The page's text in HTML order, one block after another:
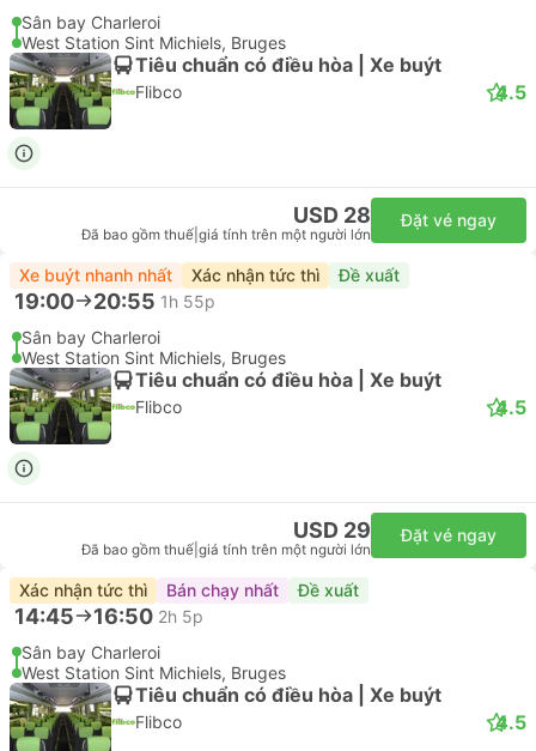
Sân bay Charleroi
West Station Sint Michiels, Bruges
Tiêu chuẩn có điều hòa | Xe buýt
Flibco 4.5
USD 28
Đã bao gồm thuế giá tính trên một người lớn
Đặt vé ngay
Xe buýt nhanh nhất Xác nhận tức thì Đề xuất
19:00 20:55 1h 55p
Sân bay Charleroi
West Station Sint Michiels, Bruges
Tiêu chuẩn có điều hòa | Xe buýt
Flibco 4.5
USD 29
Đã bao gồm thuế giá tính trên một người lớn
Đặt vé ngay
Xác nhận tức thì Bán chạy nhất Đề xuất
14:45 16:50 2h 5p
Sân bay Charleroi
West Station Sint Michiels, Bruges
Tiêu chuẩn có điều hòa | Xe buýt
Flibco 4.5